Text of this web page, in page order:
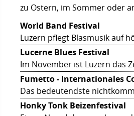
zu Ostern, im Sommer oder
World Band Festival
Luzern pflegt Blasmusik auf
Lucerne Blues Festival
Im November ist Luzern das
Fumetto - Internationales
Das bedeutendste
Honky Tonk Beizenfestival